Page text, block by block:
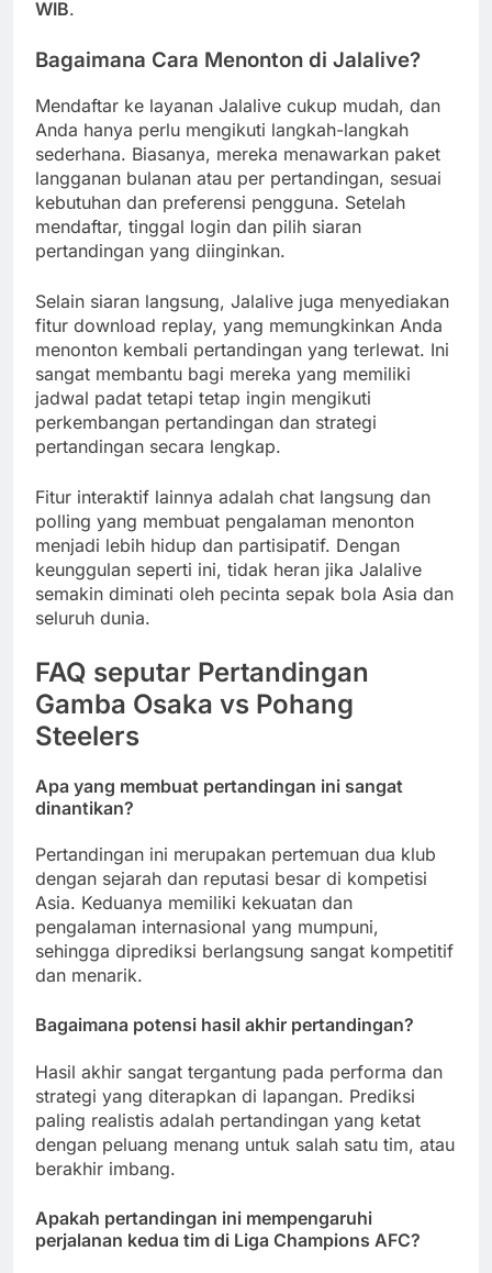
WIB.
Bagaimana Cara Menonton di Jalalive?
Mendaftar ke layanan Jalalive cukup mudah, dan
Anda hanya perlu mengikuti langkah-langkah
sederhana. Biasanya, mereka menawarkan paket
langganan bulanan atau per pertandingan, sesuai
kebutuhan dan preferensi pengguna. Setelah
mendaftar, tinggal login dan pilih siaran
pertandingan yang diinginkan.
Selain siaran langsung, Jalalive juga menyediakan
fitur download replay, yang memungkinkan Anda
menonton kembali pertandingan yang terlewat. Ini
sangat membantu bagi mereka yang memiliki
jadwal padat tetapi tetap ingin mengikuti
perkembangan pertandingan dan strategi
pertandingan secara lengkap.
Fitur interaktif lainnya adalah chat langsung dan
polling yang membuat pengalaman menonton
menjadi lebih hidup dan partisipatif. Dengan
keunggulan seperti ini, tidak heran jika Jalalive
semakin diminati oleh pecinta sepak bola Asia dan
seluruh dunia.
FAQ seputar Pertandingan
Gamba Osaka vs Pohang
Steelers
Apa yang membuat pertandingan ini sangat
dinantikan?
Pertandingan ini merupakan pertemuan dua klub
dengan sejarah dan reputasi besar di kompetisi
Asia. Keduanya memiliki kekuatan dan
pengalaman internasional yang mumpuni,
sehingga diprediksi berlangsung sangat kompetitif
dan menarik.
Bagaimana potensi hasil akhir pertandingan?
Hasil akhir sangat tergantung pada performa dan
strategi yang diterapkan di lapangan. Prediksi
paling realistis adalah pertandingan yang ketat
dengan peluang menang untuk salah satu tim, atau
berakhir imbang.
Apakah pertandingan ini mempengaruhi
perjalanan kedua tim di Liga Champions AFC?